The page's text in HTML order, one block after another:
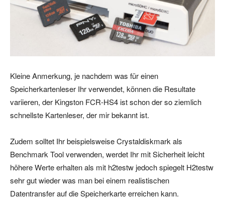
Kleine Anmerkung, je nachdem was für einen
Speicherkartenleser Ihr verwendet, können die Resultate
variieren, der Kingston FCR-HS4 ist schon der so ziemlich
schnellste Kartenleser, der mir bekannt ist.
Zudem solltet Ihr beispielsweise Crystaldiskmark als
Benchmark Tool verwenden, werdet Ihr mit Sicherheit leicht
höhere Werte erhalten als mit h2testw jedoch spiegelt H2testw
sehr gut wieder was man bei einem realistischen
Datentransfer auf die Speicherkarte erreichen kann.